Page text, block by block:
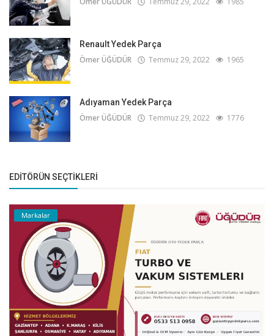
Renault Yedek Parça
Ömer ÜĞÜDÜR Temmuz 29, 2022 1965
Adıyaman Yedek Parça
Ömer ÜĞÜDÜR Temmuz 29, 2022 1776
EDITÖRÜN SEÇTIKLERI
Markalar